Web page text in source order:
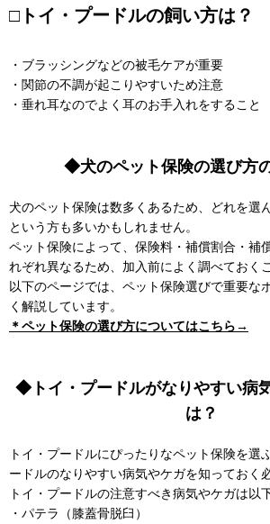
□トイ・プードルの飼い方は？
・ブラッシングなどの被毛ケアが重要
・関節の不調が起こりやすいため注意
・垂れ耳なのでよく耳のお手入れをすること
◆犬のペット保険の選び方
犬のペット保険は数多くあるため、どれを選
という方も多いかもしれません。
ペット保険によって、保険料・補償割合・補
れぞれ異なるため、加入前によく調べておく
以下のページでは、ペット保険選びで重要な
く解説しています。
＊ペット保険の選び方についてはこちら→
◆トイ・プードルがなりやすい病
は？
トイ・プードルにぴったりなペット保険を選
ードルのなりやすい病気やケガを知っておく
トイ・プードルの注意すべき病気やケガは以
・パテラ（膝蓋骨脱臼）